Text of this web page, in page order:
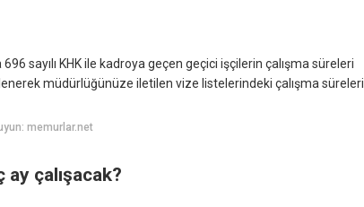
sayılı KHK ile kadroya geçen geçici işçilerin çalışma süreleri
müdürlüğünüze iletilen vize listelerindeki çalışma süreleri
memurlar.net
çalışacak?